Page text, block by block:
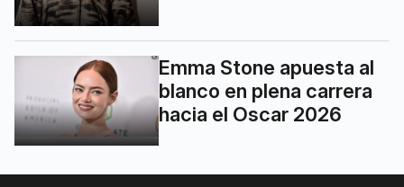
Emma Stone apuesta al
blanco en plena carrera
hacia el Oscar 2026